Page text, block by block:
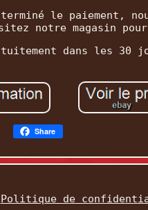
le paiement,
notre magasin
dans les 30
Share
Politique de